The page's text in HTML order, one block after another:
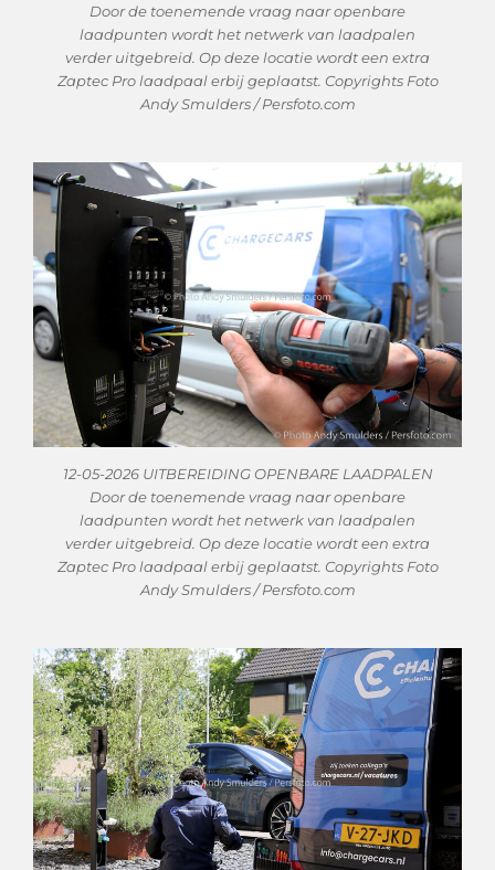
Door de toenemende vraag naar openbare
laadpunten wordt het netwerk van laadpalen
verder uitgebreid. Op deze locatie wordt een extra
Zaptec Pro laadpaal erbij geplaatst. Copyrights Foto
Andy Smulders / Persfoto.com
12-05-2026 UITBEREIDING OPENBARE LAADPALEN
Door de toenemende vraag naar openbare
laadpunten wordt het netwerk van laadpalen
verder uitgebreid. Op deze locatie wordt een extra
Zaptec Pro laadpaal erbij geplaatst. Copyrights Foto
Andy Smulders / Persfoto.com